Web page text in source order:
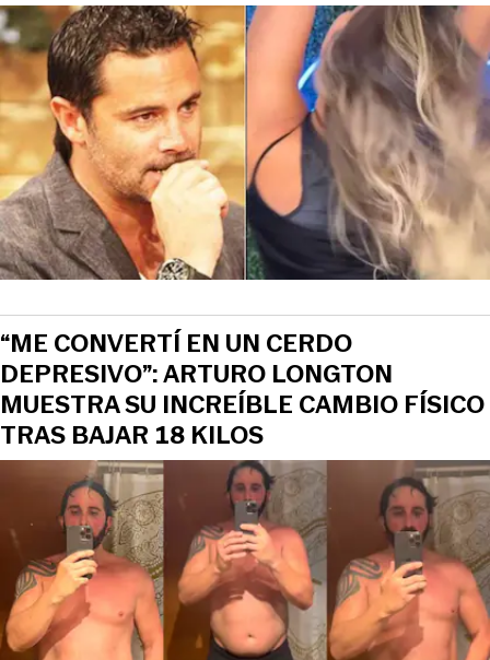
“ME CONVERTÍ EN UN CERDO
DEPRESIVO”: ARTURO LONGTON
MUESTRA SU INCREÍBLE CAMBIO FÍSICO
TRAS BAJAR 18 KILOS